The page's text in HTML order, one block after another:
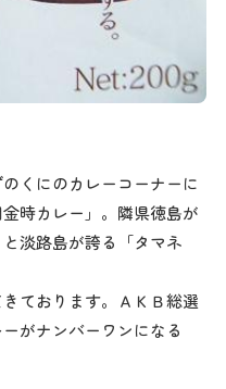
くにのカレーコーナーに
時カレー」。隣県徳島が
淡路島が誇る「タマネ
ております。ＡＫＢ総選
がナンバーワンになる